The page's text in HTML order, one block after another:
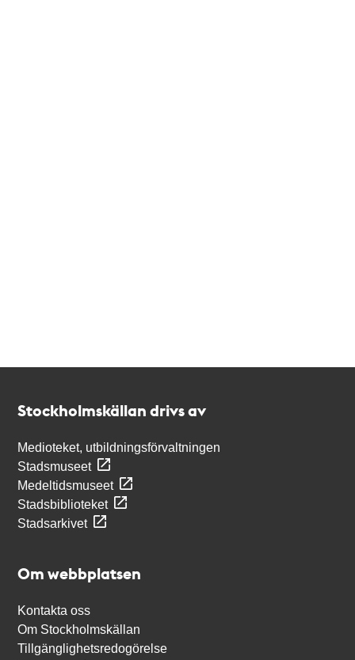
Stockholmskällan drivs av
Medioteket, utbildningsförvaltningen
Stadsmuseet
Medeltidsmuseet
Stadsbiblioteket
Stadsarkivet
Om webbplatsen
Kontakta oss
Om Stockholmskällan
Tillgänglighetsredogörelse